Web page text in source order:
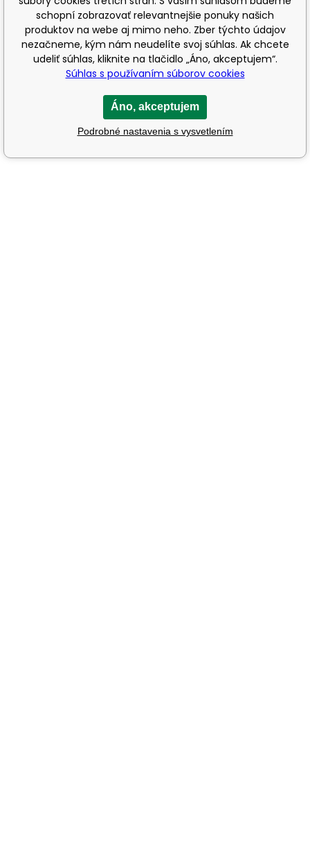
schopní zobrazovať relevantnejšie ponuky našich
produktov na webe aj mimo neho. Zber týchto údajov
nezačneme, kým nám neudelíte svoj súhlas. Ak chcete
udeliť súhlas, kliknite na tlačidlo „Áno, akceptujem“.
Súhlas s používaním súborov cookies
Áno, akceptujem
Podrobné nastavenia s vysvetlením